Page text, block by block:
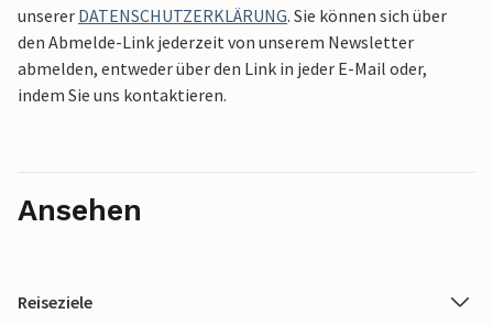
unserer DATENSCHUTZERKLÄRUNG. Sie können sich über
den Abmelde-Link jederzeit von unserem Newsletter
abmelden, entweder über den Link in jeder E-Mail oder,
indem Sie uns kontaktieren.
Ansehen
Reiseziele